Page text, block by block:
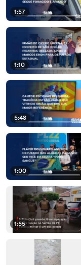
1:57
1:10
5:48
1:00
1:55